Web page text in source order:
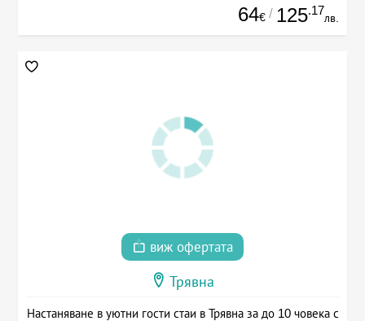
64€ / 125.17
лв.
виж офертата
Трявна
Настаняване в уютни гости стаи в Трявна за до 10 човека с